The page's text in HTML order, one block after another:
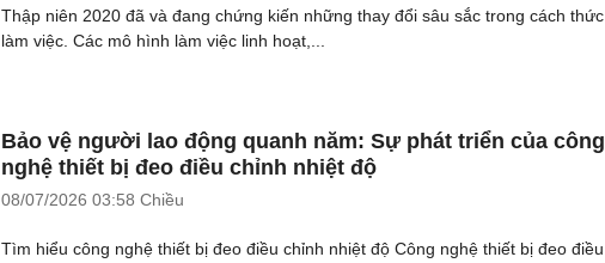
Thập niên 2020 đã và đang chứng kiến những thay đổi sâu sắc trong cách thức
làm việc. Các mô hình làm việc linh hoạt,...
Bảo vệ người lao động quanh năm: Sự phát triển của công
nghệ thiết bị đeo điều chỉnh nhiệt độ
08/07/2026 03:58 Chiều
Tìm hiểu công nghệ thiết bị đeo điều chỉnh nhiệt độ Công nghệ thiết bị đeo điều